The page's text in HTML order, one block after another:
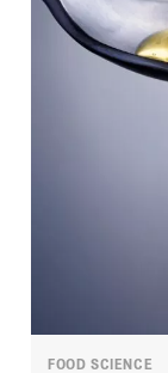
FOOD SCIENCE